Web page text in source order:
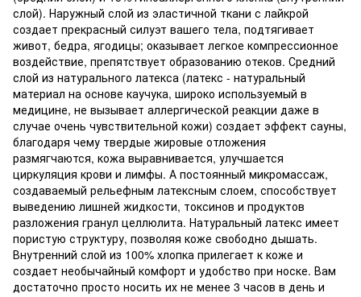
слой). Наружный слой из эластичной ткани с лайкрой
создает прекрасный силуэт вашего тела, подтягивает
живот, бедра, ягодицы; оказывает легкое компрессионное
воздействие, препятствует образованию отеков. Средний
слой из натурального латекса (латекс - натуральный
материал на основе каучука, широко используемый в
медицине, не вызывает аллергической реакции даже в
случае очень чувствительной кожи) создает эффект сауны,
благодаря чему твердые жировые отложения
размягчаются, кожа выравнивается, улучшается
циркуляция крови и лимфы. А постоянный микромассаж,
создаваемый рельефным латексным слоем, способствует
выведению лишней жидкости, токсинов и продуктов
разложения гранул целлюлита. Натуральный латекс имеет
пористую структуру, позволяя коже свободно дышать.
Внутренний слой из 100% хлопка прилегает к коже и
создает необычайный комфорт и удобство при носке. Вам
достаточно просто носить их не менее 3 часов в день и